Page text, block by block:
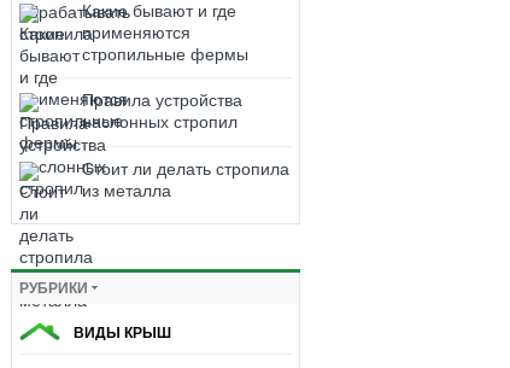
Какие бывают и где
применяются
стропильные фермы
Правила устройства
наслонных стропил
Стоит ли делать стропила
из металла
РУБРИКИ
ВИДЫ КРЫШ